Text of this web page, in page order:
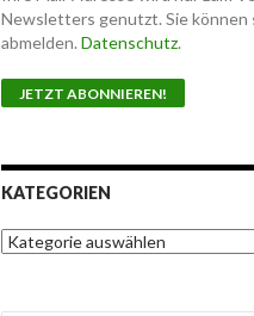
Newsletters genutzt. Sie können
abmelden. Datenschutz.
KATEGORIEN
K
a